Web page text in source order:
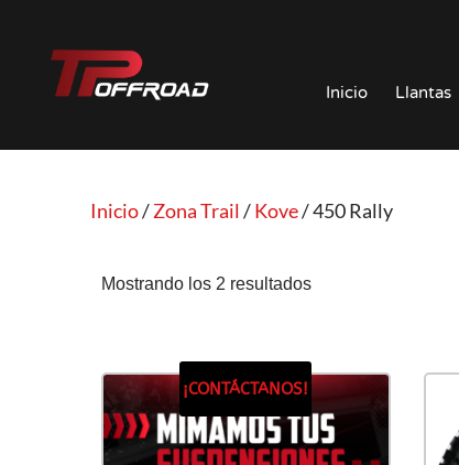
Saltar
Inicio Llantas
Inicio/Zona Trail /Kove/ 450 Rally
Mostrando los 2 resultados
¡CONTÁCTANOS!